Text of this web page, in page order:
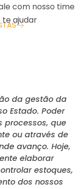
com nosso time
te ajudar
da gestão da
Estado. Poder
processos, que
ou através de
avanço. Hoje,
elaborar
estoques,
dos nossos